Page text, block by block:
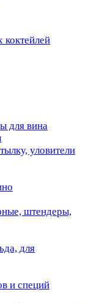
для вина
уловители
штендеры,
для
и специй